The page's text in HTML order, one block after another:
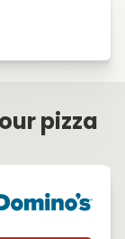
pizza